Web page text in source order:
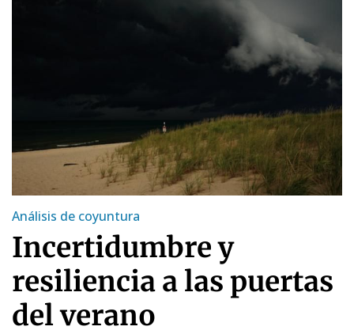
Análisis de coyuntura
Incertidumbre y
resiliencia a las puertas
del verano